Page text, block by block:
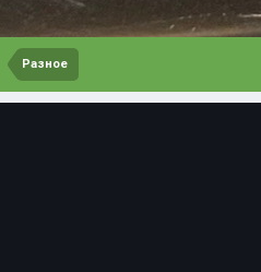
Разное